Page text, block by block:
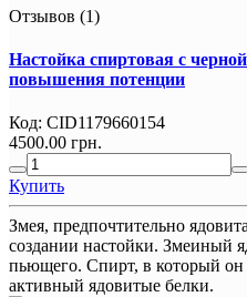
Отзывов (1)
Настойка спиртовая с
повышения потенции
Код: CID1179660154
4500.00 грн.
Купить
Змея, предпочтительно
создании настойки. Змеиный
пьющего. Спирт, в который он
активный ядовитые белки.